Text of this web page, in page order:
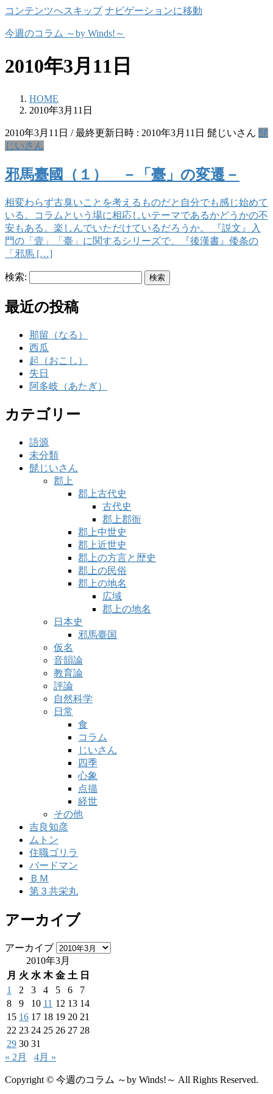
コンテンツへスキップ ナビゲーションに移動
今週のコラム ～by Winds!～
2010年3月11日
HOME
2010年3月11日
2010年3月11日 / 最終更新日時 : 2010年3月11日 髭じいさん 髭
じいさん
邪馬臺國（１） －「臺」の変遷－
相変わらず古臭いことを考えるものだと自分でも感じ始めて
いる。コラムという場に相応しいテーマであるかどうかの不
安もある。楽しんでいただけているだろうか。 『説文』入
門の「壹」「臺」に関するシリーズで、『後漢書』倭条の
「邪馬 […]
検索:
最近の投稿
那留（なる）
西瓜
起（おこし）
失日
阿多岐（あたぎ）
カテゴリー
語源
未分類
髭じいさん
郡上
郡上古代史
古代史
郡上郡衙
郡上中世史
郡上近世史
郡上の方言と歴史
郡上の民俗
郡上の地名
広域
郡上の地名
日本史
邪馬臺国
仮名
音韻論
教育論
評論
自然科学
日常
食
コラム
じいさん
四季
心象
点描
経世
その他
吉良知彦
ムトン
住職ゴリラ
バードマン
ＢＭ
第３共栄丸
アーカイブ
アーカイブ
2010年3月
月 火 水 木 金 土 日
1
2 3 4 5 6
7
8
9 10 11 12 13 14
15 16 17 18 19 20 21
22 23 24 25 26 27 28
29 30 31
« 2月
4月 »
Copyright © 今週のコラム ～by Winds!～ All Rights Reserved.